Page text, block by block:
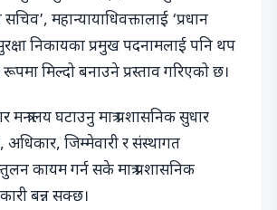
महान्यायाधिवक्तालाई ‘प्रधान
सुरक्षा निकायका प्रमुख पदनामलाई पनि थप
मिल्दो बनाउने प्रस्ताव गरिएको छ।
घटाउनु मात्र प्रशासनिक सुधार
अधिकार, जिम्मेवारी र संस्थागत
कायम गर्न सके मात्र प्रशासनिक
बन्न सक्छ।